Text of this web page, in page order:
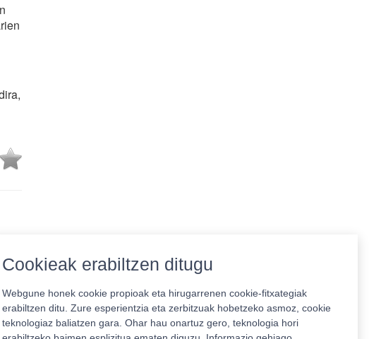
Cookieak erabiltzen ditugu
Webgune honek cookie propioak eta hirugarrenen cookie-fitxategiak
erabiltzen ditu. Zure esperientzia eta zerbitzuak hobetzeko asmoz, cookie
teknologiaz baliatzen gara. Ohar hau onartuz gero, teknologia hori